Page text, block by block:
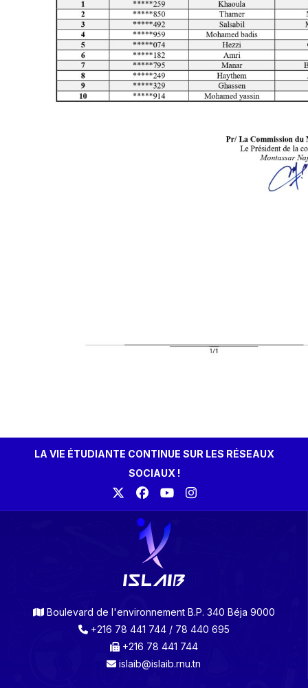
LA VIE ÉTUDIANTE CONTINUE SUR LES RÉSEAUX
SOCIAUX !
Boulevard de l'environnement B.P. 340 Béja 9000
+216 78 441 744 / 78 440 695
+216 78 441 744
islaib@islaib.rnu.tn